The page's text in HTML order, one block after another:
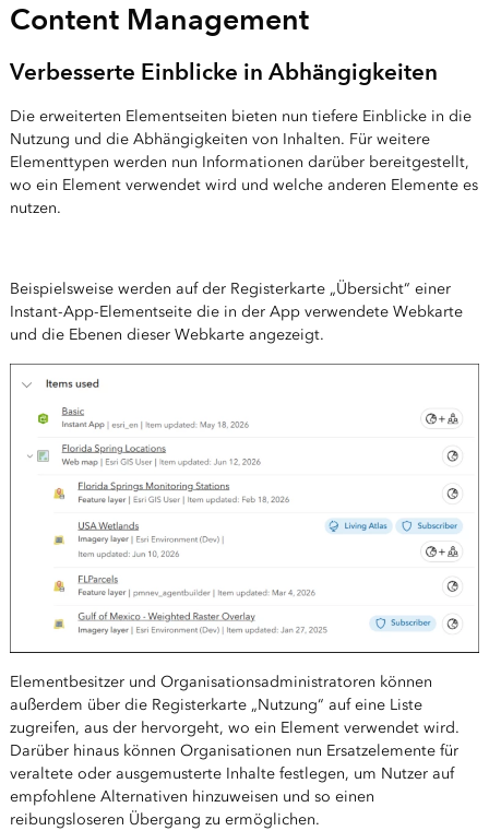
Content Management
Verbesserte Einblicke in Abhängigkeiten
Die erweiterten Elementseiten bieten nun tiefere Einblicke in die
Nutzung und die Abhängigkeiten von Inhalten. Für weitere
Elementtypen werden nun Informationen darüber bereitgestellt,
wo ein Element verwendet wird und welche anderen Elemente es
nutzen.
Beispielsweise werden auf der Registerkarte „Übersicht“ einer
Instant-App-Elementseite die in der App verwendete Webkarte
und die Ebenen dieser Webkarte angezeigt.
Elementbesitzer und Organisationsadministratoren können
außerdem über die Registerkarte „Nutzung“ auf eine Liste
zugreifen, aus der hervorgeht, wo ein Element verwendet wird.
Darüber hinaus können Organisationen nun Ersatzelemente für
veraltete oder ausgemusterte Inhalte festlegen, um Nutzer auf
empfohlene Alternativen hinzuweisen und so einen
reibungsloseren Übergang zu ermöglichen.